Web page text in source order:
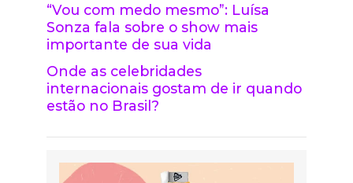
“Vou com medo mesmo”: Luísa
Sonza fala sobre o show mais
importante de sua vida
Onde as celebridades
internacionais gostam de ir quando
estão no Brasil?